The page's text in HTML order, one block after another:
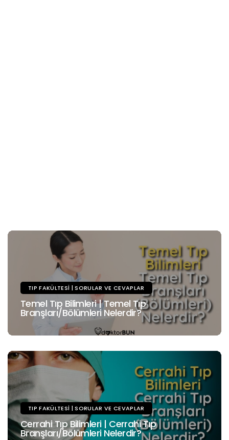
TIP FAKÜLTESI | SORULAR VE CEVAPLAR
Temel Tıp Bilimleri | Temel Tıp
Branşları/Bölümleri Nelerdir?
TIP FAKÜLTESI | SORULAR VE CEVAPLAR
Cerrahi Tıp Bilimleri | Cerrahi Tıp
Branşları/Bölümleri Nelerdir?